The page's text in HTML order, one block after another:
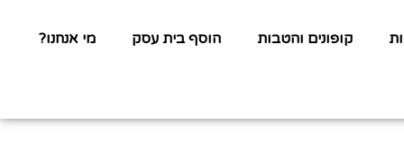
קופונים והטבות הוסף בית עסק מי אנחנו?